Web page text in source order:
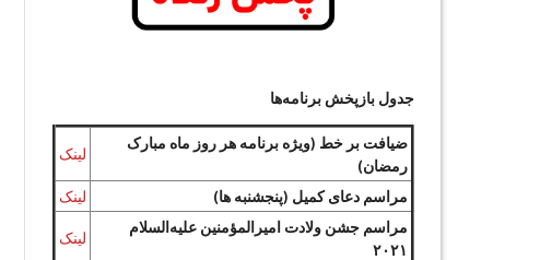
جدول بازپخش برنامه‌ها
ضیافت بر خط (ویژه برنامه هر روز ماه مبارک
رمضان)
لینک
مراسم دعای کمیل (پنجشنبه ها)
لینک
مراسم جشن ولادت امیرالمؤمنین علیه‌السلام
۲۰۲۱
لینک